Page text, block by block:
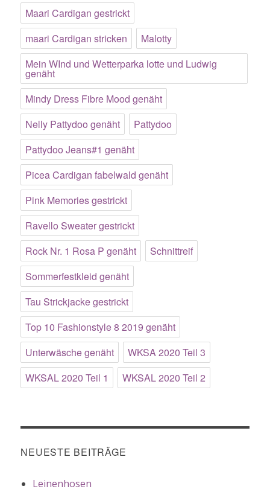
Maari Cardigan gestrickt
maari Cardigan stricken
Malotty
Mein WInd und Wetterparka lotte und Ludwig
genäht
Mindy Dress Fibre Mood genäht
Nelly Pattydoo genäht
Pattydoo
Pattydoo Jeans#1 genäht
Picea Cardigan fabelwald genäht
Pink Memories gestrickt
Ravello Sweater gestrickt
Rock Nr. 1 Rosa P genäht
Schnittreif
Sommerfestkleid genäht
Tau Strickjacke gestrickt
Top 10 Fashionstyle 8 2019 genäht
Unterwäsche genäht
WKSA 2020 Teil 3
WKSAL 2020 Teil 1
WKSAL 2020 Teil 2
NEUESTE BEITRÄGE
Leinenhosen